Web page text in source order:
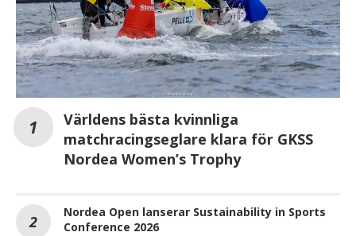
Världens bästa kvinnliga
matchracingseglare klara för GKSS
Nordea Women’s Trophy
Nordea Open lanserar Sustainability in Sports
Conference 2026